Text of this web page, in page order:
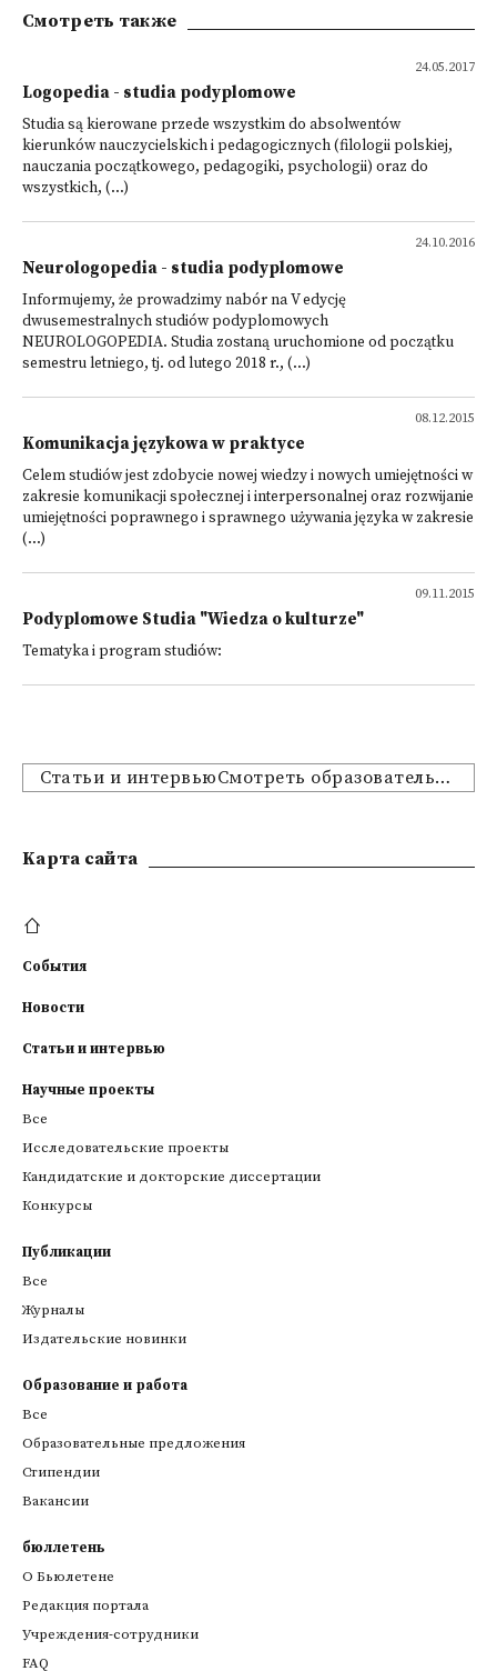
Смотреть также
24.05.2017
Logopedia - studia podyplomowe
Studia są kierowane przede wszystkim do absolwentów
kierunków nauczycielskich i pedagogicznych (filologii polskiej,
nauczania początkowego, pedagogiki, psychologii) oraz do
wszystkich, (...)
24.10.2016
Neurologopedia - studia podyplomowe
Informujemy, że prowadzimy nabór na V edycję
dwusemestralnych studiów podyplomowych
NEUROLOGOPEDIA. Studia zostaną uruchomione od początku
semestru letniego, tj. od lutego 2018 r., (...)
08.12.2015
Komunikacja językowa w praktyce
Celem studiów jest zdobycie nowej wiedzy i nowych umiejętności w
zakresie komunikacji społecznej i interpersonalnej oraz rozwijanie
umiejętności poprawnego i sprawnego używania języka w zakresie
(...)
09.11.2015
Podyplomowe Studia "Wiedza o kulturze"
Tematyka i program studiów:
Статьи и интервьюСмотреть образовательные предложения
Kарта сайта
События
Новости
Статьи и интервью
Научные проекты
Все
Исследовательские проекты
Кандидатские и докторские диссертации
Конкурсы
Публикации
Все
Журналы
Издательские новинки
Образование и работа
Все
Образовательные предложения
Стипендии
Вакансии
бюллетень
О Бьюлетене
Редакция портала
Учреждения-сотрудники
FAQ